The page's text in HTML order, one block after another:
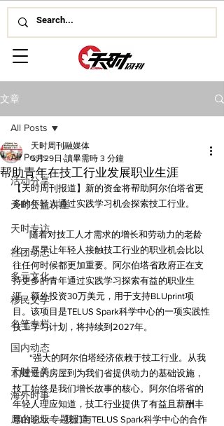
文章
All Posts
活动分享
天时公益讲座
天时专访
社团动态
多元文化
移民文学
名笔专栏
国内动态
天时寻美
海外时事
尼山论坛专题报道
All Posts
帮助青年在技工行业发展职业生涯
天时周刊融媒体
5月29日 讀畢需時 3 分鐘
【天时周刊报道】新的资金将帮助阿尔伯塔省更
多的年轻人通过实践学习机会探索技工行业。
随着对技工人才需求的增长和劳动力的老龄
化，尽早让年轻人接触技工行业的职业机会比以
往任何时候都更加重要。阿尔伯塔省政府正在支
持更多的青年通过实践学习探索有益的职业生
涯，额外投资30万美元，用于支持BLUprint项
目。该项目是TELUS Spark科学中心的一项实践性
技工学习计划，将持续到2027年。
“强大的阿尔伯塔经济依赖于技工行业。从我
们建造的房屋到为我们省提供动力的基础设施，
技工始终是我们增长故事的核心。阿尔伯塔省的
年轻人理应知道，技工行业提供了有益且薪酬丰
厚的职业——我们与TELUS Spark科学中心的合作